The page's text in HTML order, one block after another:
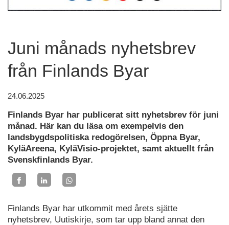
Juni månads nyhetsbrev
från Finlands Byar
24.06.2025
Finlands Byar har publicerat sitt nyhetsbrev för juni
månad. Här kan du läsa om exempelvis den
landsbygdspolitiska redogörelsen, Öppna Byar,
KyläAreena, KyläVisio-projektet, samt aktuellt från
Svenskfinlands Byar.
Finlands Byar har utkommit med årets sjätte
nyhetsbrev, Uutiskirje, som tar upp bland annat den